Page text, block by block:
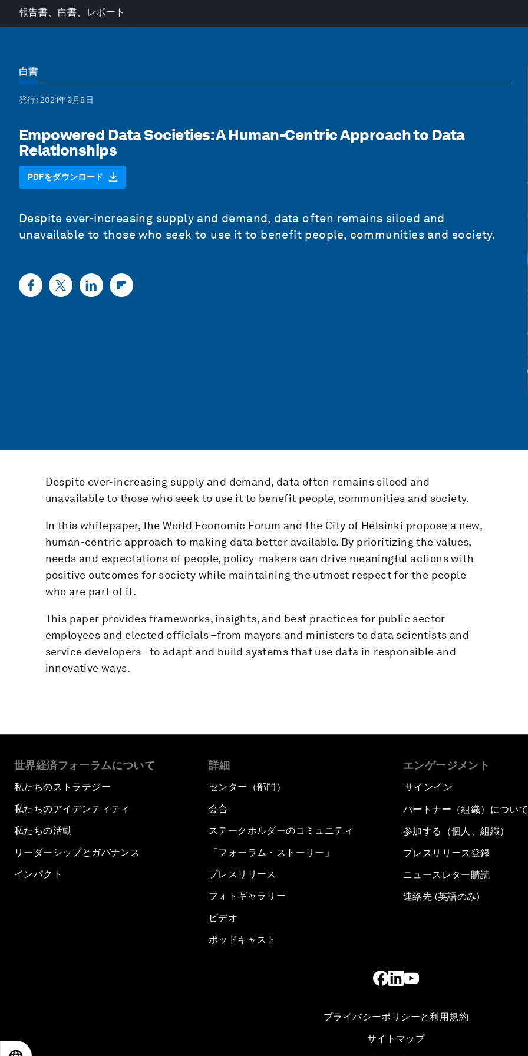
報告書、白書、レポート
白書
発行: 2021年9月8日
Empowered Data Societies: A Human-Centric Approach to Data
Relationships
PDFをダウンロード
Despite ever-increasing supply and demand, data often remains siloed and
unavailable to those who seek to use it to benefit people, communities and society.
Despite ever-increasing supply and demand, data often remains siloed and
unavailable to those who seek to use it to benefit people, communities and society.
In this whitepaper, the World Economic Forum and the City of Helsinki propose a new,
human-centric approach to making data better available. By prioritizing the values,
needs and expectations of people, policy-makers can drive meaningful actions with
positive outcomes for society while maintaining the utmost respect for the people
who are part of it.
This paper provides frameworks, insights, and best practices for public sector
employees and elected officials –from mayors and ministers to data scientists and
service developers –to adapt and build systems that use data in responsible and
innovative ways.
世界経済フォーラムについて
私たちのストラテジー
私たちのアイデンティティ
私たちの活動
リーダーシップとガバナンス
インパクト
詳細
センター（部門）
会合
ステークホルダーのコミュニティ
「フォーラム・ストーリー」
プレスリリース
フォトギャラリー
ビデオ
ポッドキャスト
エンゲージメント
サインイン
パートナー（組織）について
参加する（個人、組織）
プレスリリース登録
ニュースレター購読
連絡先 (英語のみ)
プライバシーポリシーと利用規約
サイトマップ